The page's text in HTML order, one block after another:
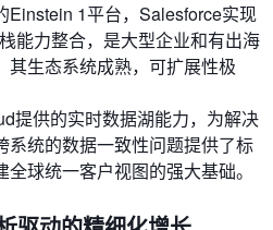
Einstein 1平台，Salesforce实现
能力整合，是大型企业和有出海
其生态系统成熟，可扩展性极
提供的实时数据湖能力，为解决
系统的数据一致性问题提供了标
球统一客户视图的强大基础。